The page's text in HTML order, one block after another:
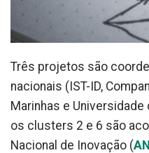
Três projetos são
nacionais (IST-ID,
Marinhas e Universidade
os clusters 2 e 6 são
Nacional de Inovação (ANI